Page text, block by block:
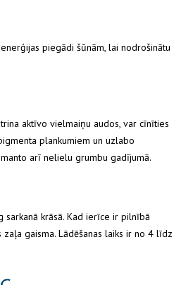
piegādi šūnām, lai nodrošinātu
aktīvo vielmaiņu audos, var cīnīties
plankumiem un uzlabo
arī nelielu grumbu gadījumā.
sarkanā krāsā. Kad ierīce ir pilnībā
gaisma. Lādēšanas laiks ir no 4 līdz